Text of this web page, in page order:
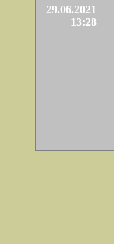
29.06.2021
13:28